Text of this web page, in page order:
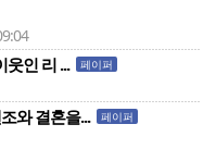
웃인 리 ... 페이퍼
와 결혼을... 페이퍼